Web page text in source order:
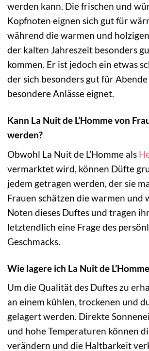
werden kann. Die frischen und
Kopfnoten eignen sich gut für
während die warmen und
der kalten Jahreszeit besonders
kommen. Er ist jedoch ein etwas
der sich besonders gut für
besondere Anlässe eignet.
Kann La Nuit de L’Homme von
werden?
Obwohl La Nuit de L’Homme als
vermarktet wird, können Düfte
jedem getragen werden, der sie
Frauen schätzen die warmen und
Noten dieses Duftes und tragen
letztendlich eine Frage des
Geschmacks.
Wie lagere ich La Nuit de
Um die Qualität des Duftes zu
an einem kühlen, trockenen und
gelagert werden. Direkte
und hohe Temperaturen können
verändern und die Haltbarkeit